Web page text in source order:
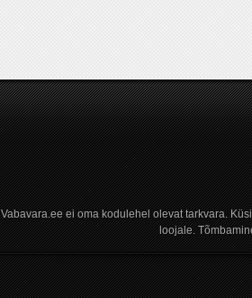
Vabavara.ee ei oma kodulehel olevat tarkvara.
loojale.